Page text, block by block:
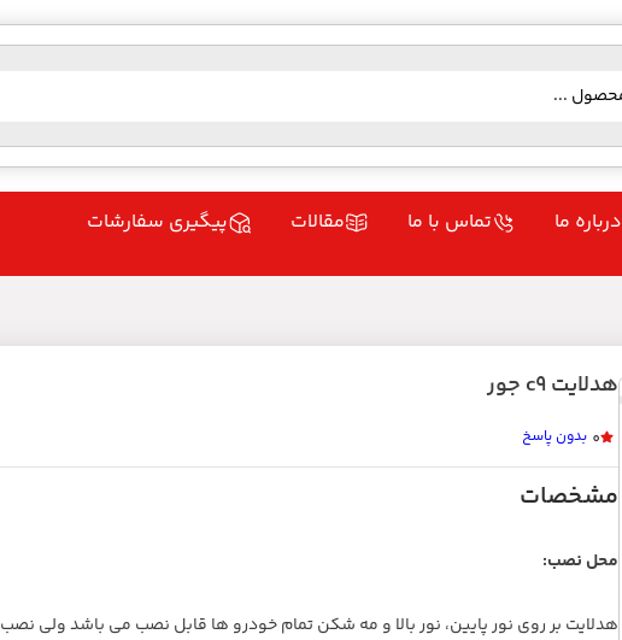
درباره ما تماس با ما مقالات پیگیری سفارشات
هدلایت c9 جور
0 بدون پاسخ
مشخصات
محل نصب:
هدلایت بر روی نور پایین، نور بالا و مه شکن تمام خودرو ها قابل نصب می باشد ولی نصب